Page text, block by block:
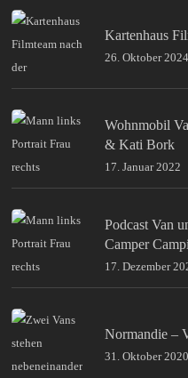
Kartenhaus
26. Oktober 2024
Wohnmobil
& Kati Bork
17. Januar 2022
Podcast Van
Camper
17. Dezember
Normandie –
31. Oktober 2020